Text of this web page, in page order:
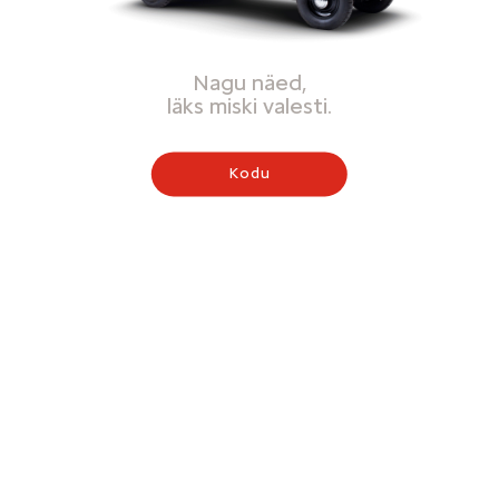
Nagu näed,
läks miski valesti.
Kodu